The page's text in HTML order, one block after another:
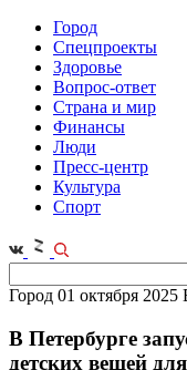
Город
Спецпроекты
Здоровье
Вопрос-ответ
Страна и мир
Финансы
Люди
Пресс-центр
Культура
Спорт
Город 01 октября 2025
В Петербурге
детских вещей